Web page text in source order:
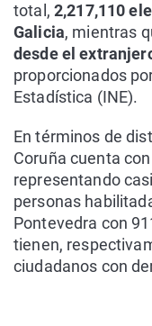
total, 2,217,110
Galicia, mientras
desde el
proporcionados
Estadística (INE).
En términos de
Coruña cuenta
representando
personas
Pontevedra con
tienen,
ciudadanos con